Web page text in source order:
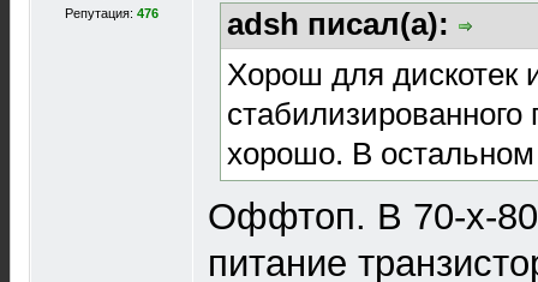
Репутация: 476
adsh писал(а):
Хорош для дискотек
хорошо. В
Оффтоп. В 70-х-
питание